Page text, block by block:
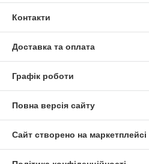
Контакти
Доставка та оплата
Графік роботи
Повна версія сайту
Сайт створено на маркетплейсі